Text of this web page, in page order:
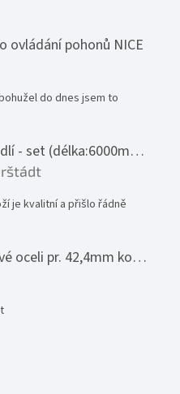
ovládání pohonů NICE
je 1 z 5 hvězdiček.
do dnes jsem to
Nerezové zábradlí - set (délka:6000mm x výška:1000mm)
je 5 z 5 hvězdiček.
je kvalitní a přišlo řádně
Madlo z nerezové oceli pr. 42,4mm komplet - model 0116 - 3000mm
je 5 z 5 hvězdiček.